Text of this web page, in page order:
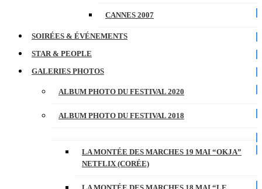
CANNES 2007
SOIRÉES & ÉVÉNEMENTS
STAR & PEOPLE
GALERIES PHOTOS
ALBUM PHOTO DU FESTIVAL 2020
ALBUM PHOTO DU FESTIVAL 2018
LA MONTÉE DES MARCHES 19 MAI “OKJA”
NETFLIX (CORÉE)